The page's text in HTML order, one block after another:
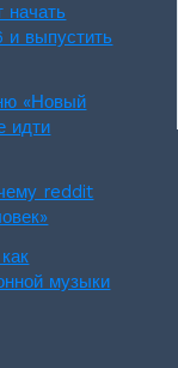
начать
и выпустить
«Новый
идти
reddit
музыки